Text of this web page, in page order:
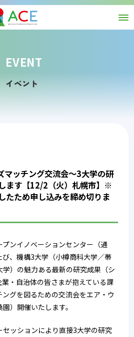
EVENT
イベント
マッチング交流会～3大学の研
ます【12/2（火）札幌市】※
たため申し込みを締め切りま
ンイノベーションセンター（通
、機構3大学（小樽商科大学／帯
）の魅力ある最新の研究成果（シ
・自治体の皆さまが抱えている課
グを図るための交流会をエア・ウ
）開催いたします。
ッションにより直接3大学の研究